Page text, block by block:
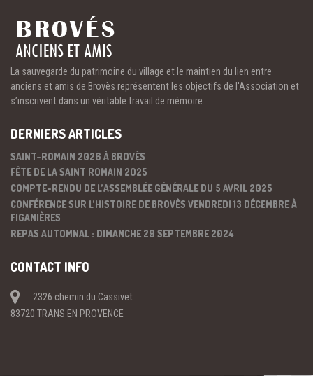
La sauvegarde du patrimoine du village et le maintien du lien entre
anciens et amis de Brovès représentent les objectifs de l'Association et
s’inscrivent dans un véritable travail de mémoire.
DERNIERS ARTICLES
SAINT-ROMAIN 2026 À BROVÈS
FÊTE DE LA SAINT ROMAIN 2025
COMPTE-RENDU DE L’ASSEMBLÉE GÉNÉRALE DU 5 AVRIL 2025
CONFÉRENCE SUR L’HISTOIRE DE BROVÈS VENDREDI 13 DÉCEMBRE À
FIGANIÈRES
REPAS AUTOMNAL : DIMANCHE 29 SEPTEMBRE 2024
CONTACT INFO
2326 chemin du Cassivet
83720 TRANS EN PROVENCE